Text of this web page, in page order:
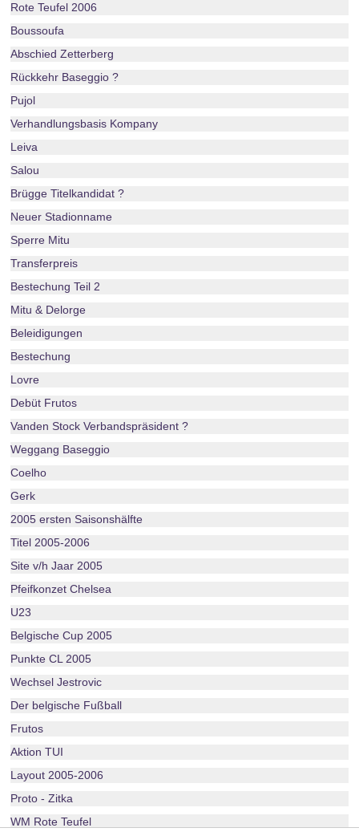
Rote Teufel 2006
Boussoufa
Abschied Zetterberg
Rückkehr Baseggio ?
Pujol
Verhandlungsbasis Kompany
Leiva
Salou
Brügge Titelkandidat ?
Neuer Stadionname
Sperre Mitu
Transferpreis
Bestechung Teil 2
Mitu & Delorge
Beleidigungen
Bestechung
Lovre
Debüt Frutos
Vanden Stock Verbandspräsident ?
Weggang Baseggio
Coelho
Gerk
2005 ersten Saisonshälfte
Titel 2005-2006
Site v/h Jaar 2005
Pfeifkonzet Chelsea
U23
Belgische Cup 2005
Punkte CL 2005
Wechsel Jestrovic
Der belgische Fußball
Frutos
Aktion TUI
Layout 2005-2006
Proto - Zitka
WM Rote Teufel